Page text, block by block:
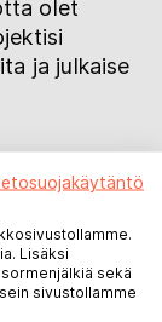
olet
ja julkaise
tiedot
Lisäksi
sekä
sivustollamme